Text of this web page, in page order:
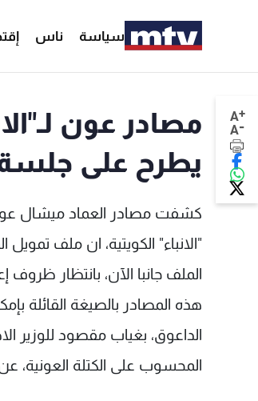
سياسة ناس
A+
A-
مصادر عون
يطرح على جلسة
"الانباء" الكويتية، ان ملف
الملف جانبا الآن، بانتظار
هذه المصادر بالصيغة القائلة
الداعوق، بغياب مقصود للوزير
المحسوب على الكتلة العونية،